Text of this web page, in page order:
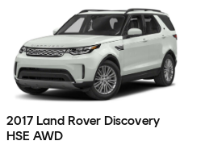
2017 Land Rover Discovery
HSE AWD